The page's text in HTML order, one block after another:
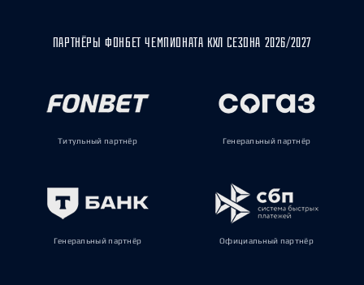
ПАРТНЁРЫ ФОНБЕТ ЧЕМПИОНАТА КХЛ СЕЗОНА 2026/2027
Титульный партнёр Генеральный партнёр
Генеральный партнёр Официальный партнёр